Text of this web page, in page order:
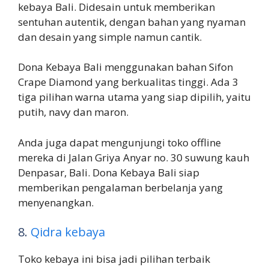
kebaya Bali. Didesain untuk memberikan
sentuhan autentik, dengan bahan yang nyaman
dan desain yang simple namun cantik.
Dona Kebaya Bali menggunakan bahan Sifon
Crape Diamond yang berkualitas tinggi. Ada 3
tiga pilihan warna utama yang siap dipilih, yaitu
putih, navy dan maron.
Anda juga dapat mengunjungi toko offline
mereka di Jalan Griya Anyar no. 30 suwung kauh
Denpasar, Bali. Dona Kebaya Bali siap
memberikan pengalaman berbelanja yang
menyenangkan.
8. Qidra kebaya
Toko kebaya ini bisa jadi pilihan terbaik